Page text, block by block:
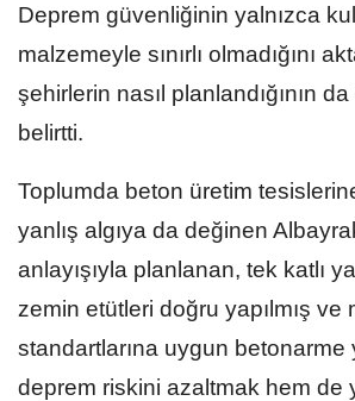
Deprem güvenliğinin yalnızca
malzemeyle sınırlı olmadığını
şehirlerin nasıl planlandığının da
belirtti.
Toplumda beton üretim
yanlış algıya da değinen
anlayışıyla planlanan, tek katlı
zemin etütleri doğru yapılmış ve
standartlarına uygun betonarme
deprem riskini azaltmak hem de